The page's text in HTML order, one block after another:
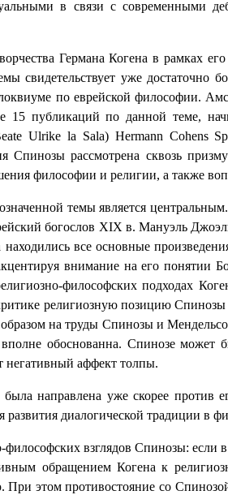
в связи с современными
Германа Когена в рамках
уже достаточно
по еврейской философии.
15 публикаций по данной теме,
Ulrike la Sala) Hermann Cohens
Спинозы рассмотрена сквозь
философии и религии, а также
темы является
богослов XIXв. Мануэль Джоэль
все основные
внимание на его понятии
философских подходах
религиозную позицию
на труды Спинозы и
обоснованна. Спинозе
негативный аффект толпы.
направлена уже скорее против
диалогической традиции в
взглядов Спинозы: если
обращением Когена к
этом противостояние со